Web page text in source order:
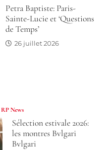
Petra Baptiste: Paris-
Sainte-Lucie et ‘Questions
de Temps’
26 juillet 2026
RP News
Sélection estivale 2026:
les montres Bvlgari
Bvlgari